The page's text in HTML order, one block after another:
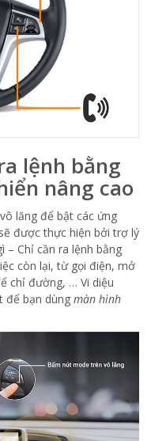
lệnh bằng
nâng cao
lăng để bật các ứng
được thực hiện bởi trợ lý
– Chỉ cần ra lệnh bằng
còn lại, từ gọi điện, mở
chỉ đường, … Vi diệu
để bạn dùng màn hình